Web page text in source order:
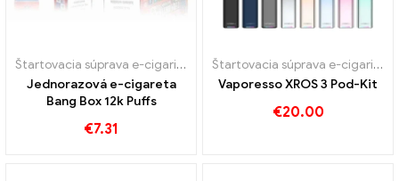
Štartovacia súprava e-cigariet
Jednorazové e-cigarety
Jednorazová e-cigareta
Bang Box 12k Puffs
€7.31
Štartovacia súprava e-cigariet
Vaporesso XROS 3 Pod-Kit
€20.00